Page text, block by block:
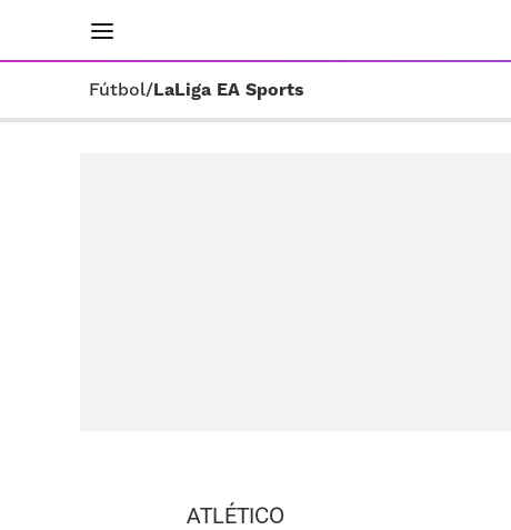
Fútbol/LaLiga EA Sports
ATLÉTICO